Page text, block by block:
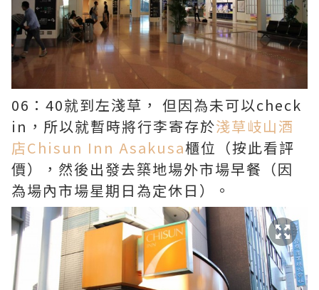
06：40就到左淺草， 但因為未可以check
in，所以就暫時將行李寄存於淺草岐山酒
店Chisun Inn Asakusa櫃位（按此看評
價），然後出發去築地場外市場早餐（因
為場內市場星期日為定休日）。